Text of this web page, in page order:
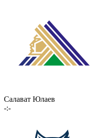
Салават Юлаев
-:-